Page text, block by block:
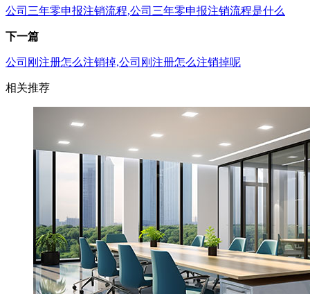
公司三年零申报注销流程,公司三年零申报注销流程是什么
下一篇
公司刚注册怎么注销掉,公司刚注册怎么注销掉呢
相关推荐